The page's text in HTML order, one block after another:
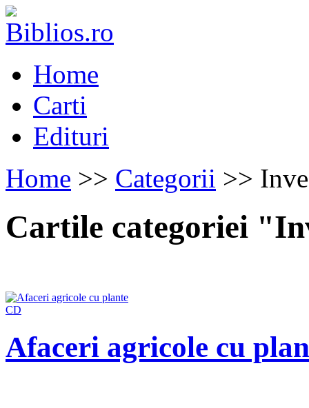
Home
Carti
Edituri
Home >> Categorii >>
Cartile categoriei
Afaceri agricole cu